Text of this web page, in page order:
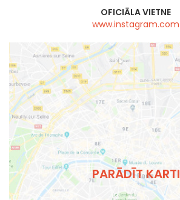
OFICIĀLA VIETNE
www.instagram.com
PARĀDĪT KARTI